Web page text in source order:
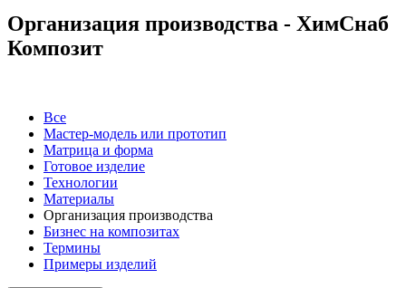
Организация производства - ХимСнаб
Композит
Все
Мастер-модель или прототип
Матрица и форма
Готовое изделие
Технологии
Материалы
Организация производства
Бизнес на композитах
Термины
Примеры изделий